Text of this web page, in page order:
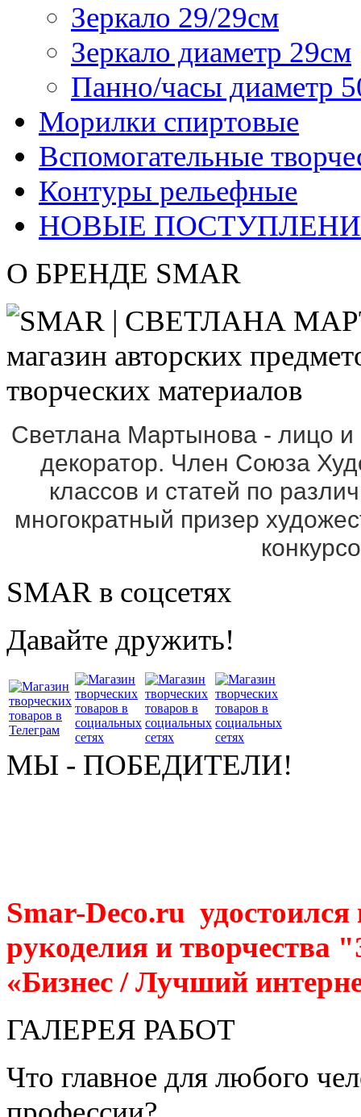
Зеркало 29/29см
Зеркало диаметр 29см
Панно/часы диаметр
Морилки спиртовые
Вспомогательные
Контуры рельефные
НОВЫЕ
О БРЕНДЕ SMAR
Светлана Мартынова - лицо
декоратор. Член Союза
классов и статей по
многократный призер
SMAR в соцсетях
Давайте дружить!
МЫ - ПОБЕДИТЕЛИ!
Smar-Deco.ru
рукоделия и творчества
«Бизнес / Лучший
ГАЛЕРЕЯ РАБОТ
Что главное для любого